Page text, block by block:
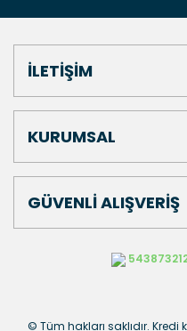
İLETİŞİM
KURUMSAL
GÜVENLİ ALIŞVERİŞ
© Tüm hakları saklıdır. Kredi